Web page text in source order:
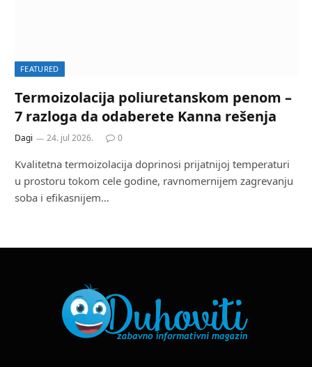
FEATURED
Termoizolacija poliuretanskom penom –
7 razloga da odaberete Kanna rešenja
Dagi 24. jul 2026. 0
Kvalitetna termoizolacija doprinosi prijatnijoj temperaturi
u prostoru tokom cele godine, ravnomernijem zagrevanju
soba i efikasnijem…